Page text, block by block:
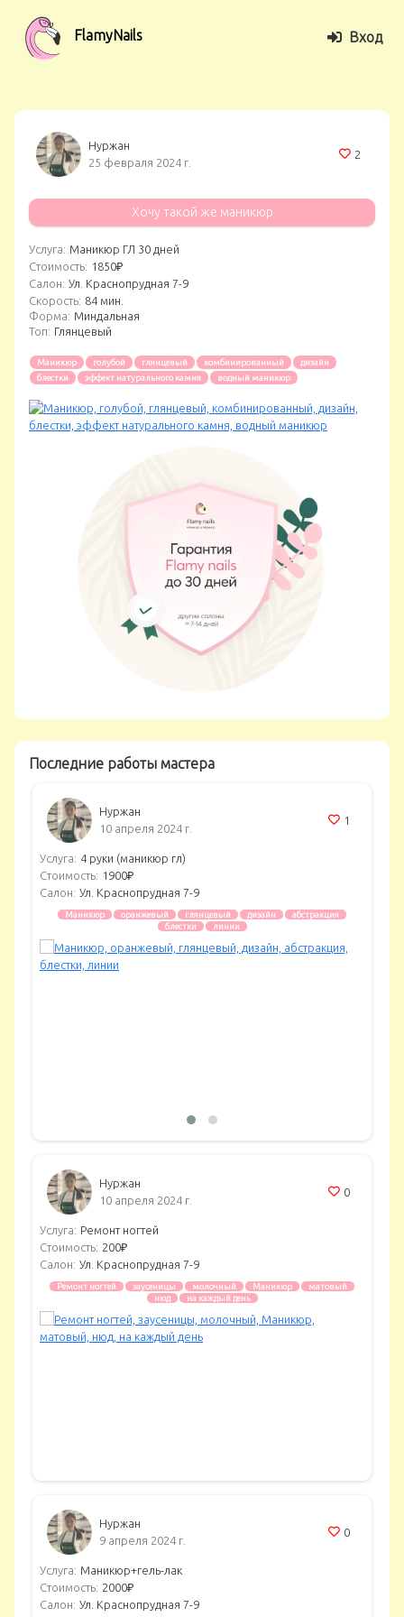
FlamyNails Вход
Нуржан
25 февраля 2024 г.
2
Хочу такой же маникюр
Услуга: Маникюр ГЛ 30 дней
Стоимость: 1850₽
Салон: Ул. Краснопрудная 7-9
Скорость: 84 мин.
Форма: Миндальная
Топ: Глянцевый
Маникюр голубой глянцевый комбинированный
дизайн
блестки
эффект натурального камня водный маникюр
Последние работы мастера
Нуржан
10 апреля 2024 г.
1
Услуга: 4 руки (маникюр гл)
Стоимость: 1900₽
Салон: Ул. Краснопрудная 7-9
Маникюр оранжевый глянцевый дизайн
абстракция
блестки
линии
Нуржан
10 апреля 2024 г.
0
Услуга: Ремонт ногтей
Стоимость: 200₽
Салон: Ул. Краснопрудная 7-9
Ремонт ногтей заусеницы молочный Маникюр
матовый
нюд
на каждый день
Нуржан
9 апреля 2024 г.
0
Услуга: Маникюр+гель-лак
Стоимость: 2000₽
Салон: Ул. Краснопрудная 7-9